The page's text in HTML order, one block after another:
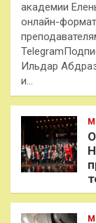
академии
онлайн-
Ильдар
и…